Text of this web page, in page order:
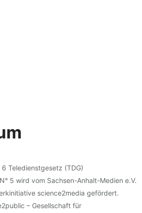
Teledienstgesetz (TDG)
5 wird vom Sachsen-Anhalt-Medien e.V.
science2media gefördert.
– Gesellschaft für